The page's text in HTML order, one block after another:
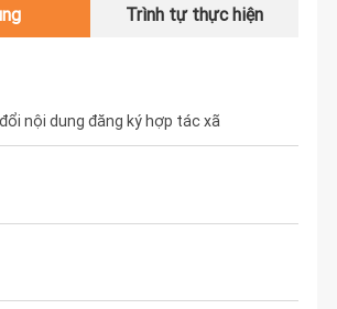
Trình tự thực hiện
nội dung đăng ký hợp tác xã